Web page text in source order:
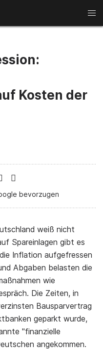
Interviews
Kosten der
bevorzugen
weiß nicht
Spareinlagen gibt es
Inflation aufgefressen
Abgaben belasten die
wie
Die Zeiten, in
Bausparvertrag
geparkt wurde,
"finanzielle
angekommen.